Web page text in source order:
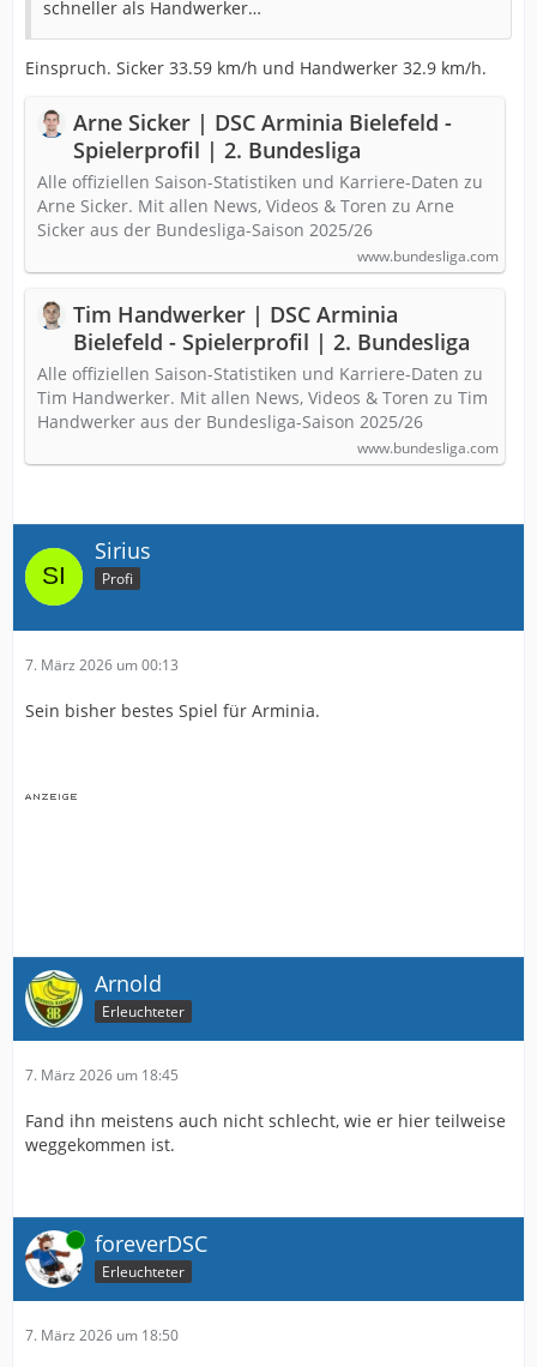
schneller als Handwerker…
Einspruch. Sicker 33.59 km/h und Handwerker 32.9 km/h.
Arne Sicker | DSC Arminia Bielefeld -
Spielerprofil | 2. Bundesliga
Alle offiziellen Saison-Statistiken und Karriere-Daten zu
Arne Sicker. Mit allen News, Videos & Toren zu Arne
Sicker aus der Bundesliga-Saison 2025/26
www.bundesliga.com
Tim Handwerker | DSC Arminia
Bielefeld - Spielerprofil | 2. Bundesliga
Alle offiziellen Saison-Statistiken und Karriere-Daten zu
Tim Handwerker. Mit allen News, Videos & Toren zu Tim
Handwerker aus der Bundesliga-Saison 2025/26
www.bundesliga.com
Sirius
Profi
7. März 2026 um 00:13
Sein bisher bestes Spiel für Arminia.
Arnold
Erleuchteter
7. März 2026 um 18:45
Fand ihn meistens auch nicht schlecht, wie er hier teilweise
weggekommen ist.
Online foreverDSC
Erleuchteter
7. März 2026 um 18:50